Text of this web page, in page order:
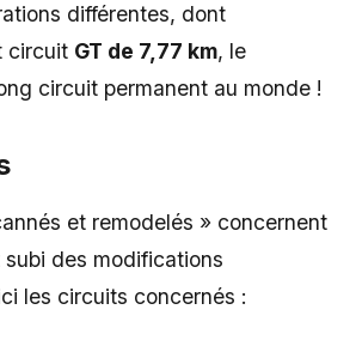
différentes, dont
circuit GT de 7,77 km, le
circuit permanent au monde !
et remodelés » concernent
des modifications
les circuits concernés :